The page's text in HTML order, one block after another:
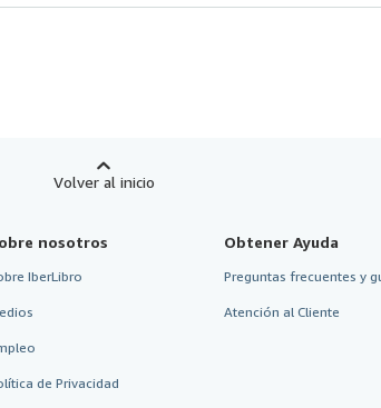
Volver al inicio
nosotros
IberLibro
de Privacidad
Obtener Ayuda
Preguntas frecuentes y
Atención al Cliente